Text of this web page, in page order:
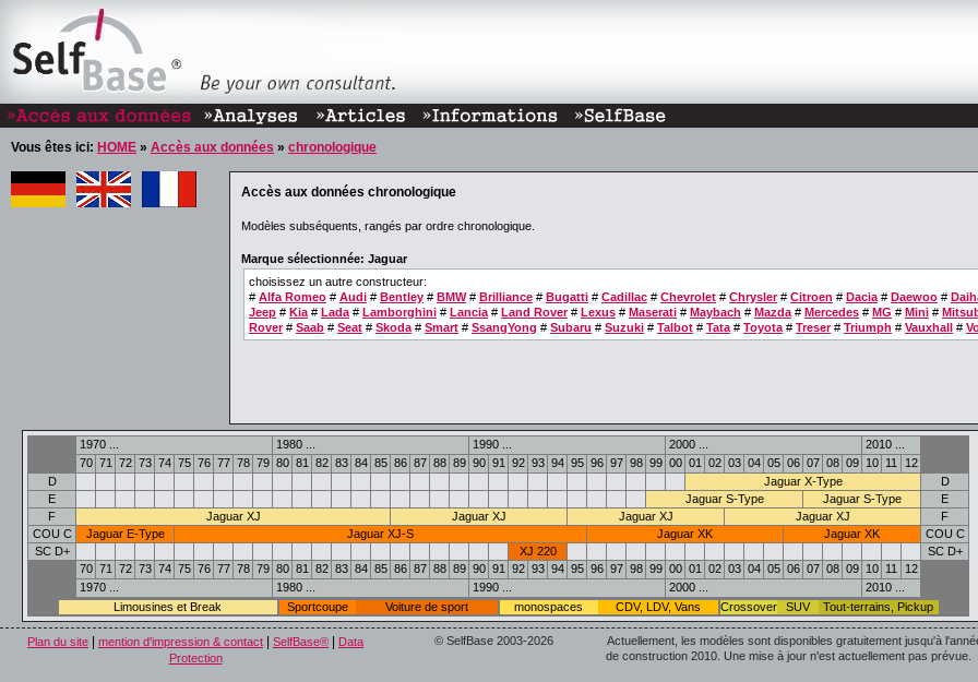
Vous êtes ici: HOME » Accès aux données » chronologique
Accès aux données chronologique
Modèles subséquents, rangés par ordre chronologique.
Marque sélectionnée: Jaguar
choisissez un autre constructeur:
# Alfa Romeo # Audi # Bentley # BMW# Brilliance # Bugatti # Cadillac # Chevrolet # Chrysler# Citroen # Dacia # Daewoo #
Jeep # Kia # Lada # Lamborghini # Lancia # Land Rover# Lexus # Maserati # Maybach # Mazda # Mercedes # MG # Mini #
Rover# Saab # Seat # Skoda # Smart # SsangYong # Subaru # Suzuki # Talbot # Tata # Toyota # Treser# Triumph # Vauxhall #
1970 ... 1980 ... 1990 ... 2000 ...
2010 ...
70 71 72 73 74 75 76 77 78 79 80 81 82 83 84 85 86 87 88 89 90 91 92 93 94 95 96 97 98 99 00 01 02 03 04 05 06 07 08 09 10 11
12
D
Jaguar X-Type
D
E
Jaguar S-Type Jaguar S-Type
E
F
Jaguar XJ Jaguar XJ Jaguar XJ Jaguar XJ
F
COU C
Jaguar E-Type Jaguar XJ-S Jaguar XK Jaguar XK
COU C
SC D+
XJ 220
SC D+
70 71 72 73 74 75 76 77 78 79 80 81 82 83 84 85 86 87 88 89 90 91 92 93 94 95 96 97 98 99 00 01 02 03 04 05 06 07 08 09 10 11
12
1970 ...
1980 ... 1990 ... 2000 ...
2010 ...
Limousines et Break
Sportcoupe Voiture de sport monospaces CDV, LDV, Vans Crossover SUV Tout-terrains, Pickup
Plan du site mention d'impression & contact SelfBase®
Data
Protection
© SelfBase 2003-2026
Actuellement, les modèles sont disponibles gratuitement jusqu'à
de construction 2010. Une mise à jour n'est actuellement pas prévue.